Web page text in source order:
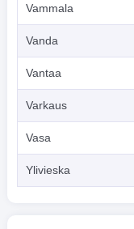
Vammala
Vanda
Vantaa
Varkaus
Vasa
Ylivieska